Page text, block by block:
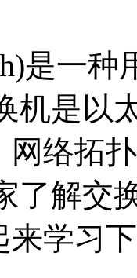
是一种
机是以
络拓
了解交
来学习